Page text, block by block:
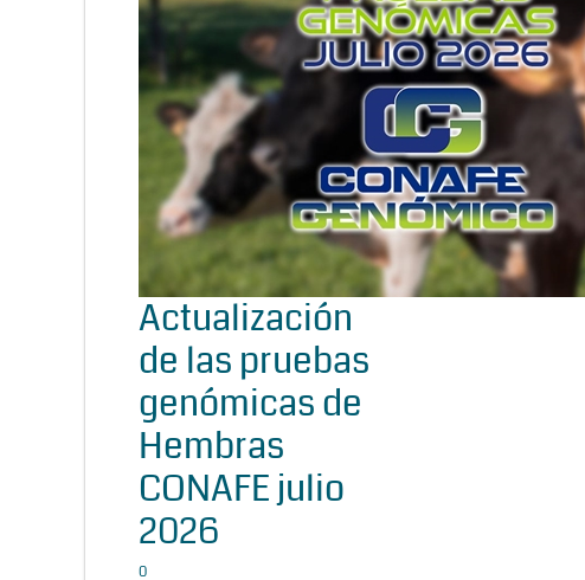
Actualización
de las pruebas
genómicas de
Hembras
CONAFE julio
2026
0